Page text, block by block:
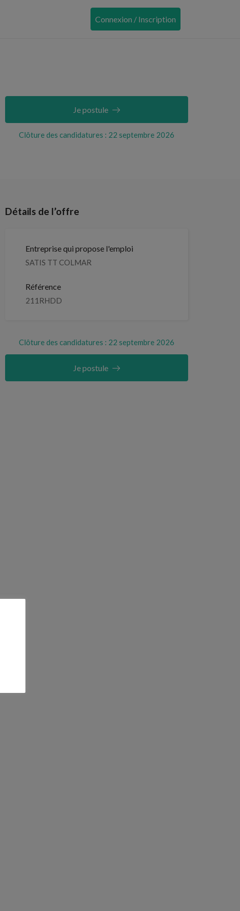
Connexion / Inscription
Clôture des candidatures : 22 septembre 2026
Je postule
Détails de l’offre
Entreprise qui propose l'emploi
SATIS TT COLMAR
Référence
211RHDD
Clôture des candidatures : 22 septembre 2026
Je postule